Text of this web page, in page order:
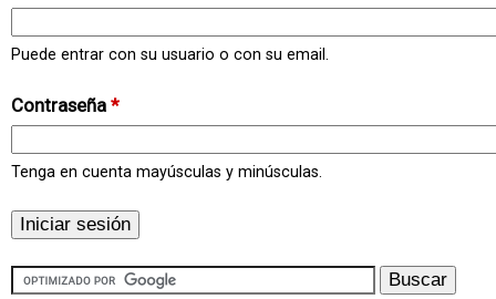
Puede entrar con su usuario o con su email.
Contraseña *
Tenga en cuenta mayúsculas y minúsculas.